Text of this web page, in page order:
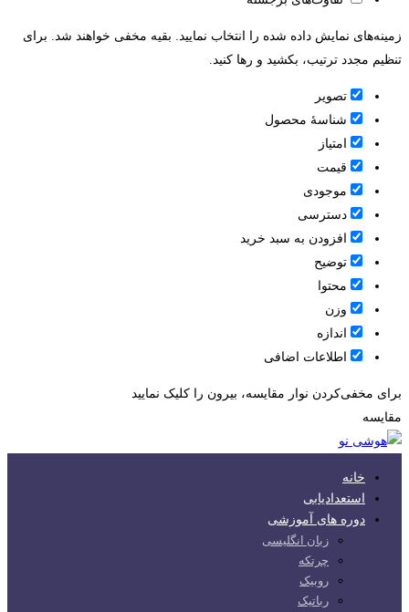
زمینه‌های نمایش داده شده را انتخاب نمایید. بقیه مخفی خواهند شد. برای
تنظیم مجدد ترتیب، بکشید و رها کنید.
تصویر
شناسۀ محصول
امتیاز
قيمت
موجودی
دسترسی
افزودن به سبد خرید
توضیح
محتوا
وزن
اندازه
اطلاعات اضافی
برای مخفی‌کردن نوار مقایسه، بیرون را کلیک نمایید
مقایسه
خانه
استعدادیابی
دوره های آموزشی
زبان انگلیسی
چرتکه
روبیک
رباتیک